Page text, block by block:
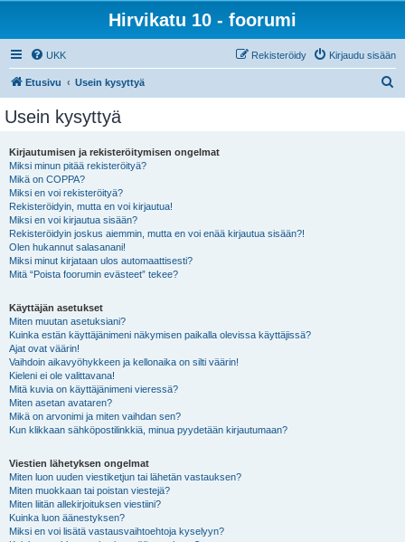
Hirvikatu 10 - foorumi
UKK Kirjaudu sisään
Rekisteröidy
Etusivu Usein kysyttyä
Usein kysyttyä
Kirjautumisen ja rekisteröitymisen ongelmat
Miksi minun pitää rekisteröityä?
Mikä on COPPA?
Miksi en voi rekisteröityä?
Rekisteröidyin, mutta en voi kirjautua!
Miksi en voi kirjautua sisään?
Rekisteröidyin joskus aiemmin, mutta en voi enää kirjautua sisään?!
Olen hukannut salasanani!
Miksi minut kirjataan ulos automaattisesti?
Mitä “Poista foorumin evästeet” tekee?
Käyttäjän asetukset
Miten muutan asetuksiani?
Kuinka estän käyttäjänimeni näkymisen paikalla olevissa käyttäjissä?
Ajat ovat väärin!
Vaihdoin aikavyöhykkeen ja kellonaika on silti väärin!
Kieleni ei ole valittavana!
Mitä kuvia on käyttäjänimeni vieressä?
Miten asetan avataren?
Mikä on arvonimi ja miten vaihdan sen?
Kun klikkaan sähköpostilinkkiä, minua pyydetään kirjautumaan?
Viestien lähetyksen ongelmat
Miten luon uuden viestiketjun tai lähetän vastauksen?
Miten muokkaan tai poistan viestejä?
Miten liitän allekirjoituksen viestiini?
Kuinka luon äänestyksen?
Miksi en voi lisätä vastausvaihtoehtoja kyselyyn?